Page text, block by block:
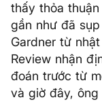
thấy thỏa
gần như đã
Gardner từ
Review nhận
đoán trước từ
và giờ đây,